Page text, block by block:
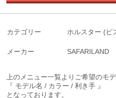
カテゴリー ホルスター (ピ
メーカー SAFARILAND
上のメニュー一覧よりご希望のモ
『 モデル名 / カラー / 利き手 』
となっております。